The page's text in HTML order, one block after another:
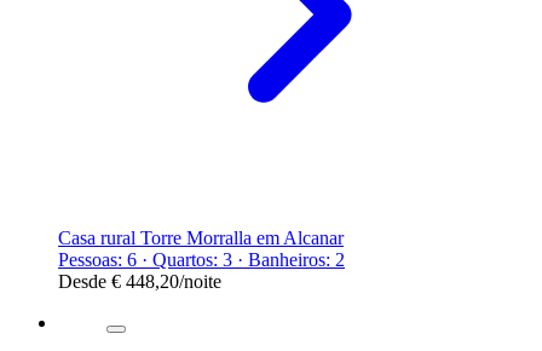
Casa rural Torre Morralla em Alcanar
Pessoas: 6 · Quartos: 3 · Banheiros: 2
Desde € 448,20/noite